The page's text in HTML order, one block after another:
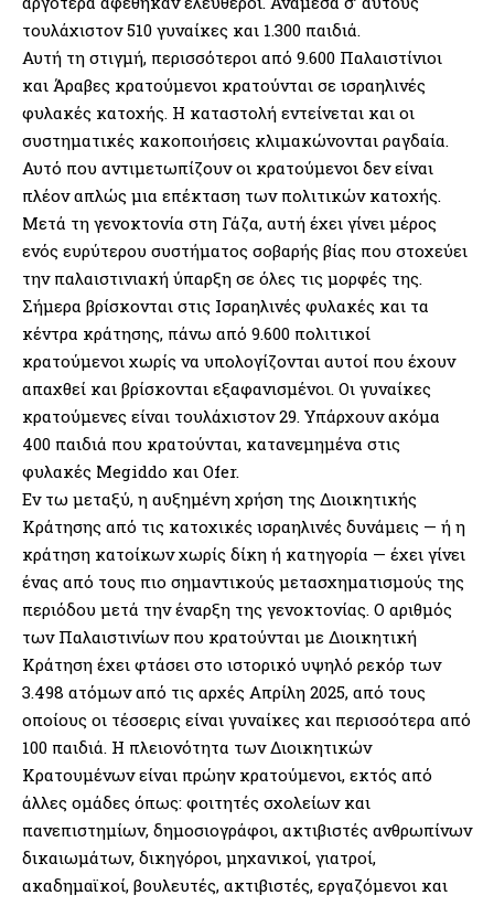
τουλάχιστον 510 γυναίκες και 1.300 παιδιά.
Αυτή τη στιγμή, περισσότεροι από 9.600 Παλαιστίνιοι
και Άραβες κρατούμενοι κρατούνται σε ισραηλινές
φυλακές κατοχής. Η καταστολή εντείνεται και οι
συστηματικές κακοποιήσεις κλιμακώνονται ραγδαία.
Αυτό που αντιμετωπίζουν οι κρατούμενοι δεν είναι
πλέον απλώς μια επέκταση των πολιτικών κατοχής.
Μετά τη γενοκτονία στη Γάζα, αυτή έχει γίνει μέρος
ενός ευρύτερου συστήματος σοβαρής βίας που στοχεύει
την παλαιστινιακή ύπαρξη σε όλες τις μορφές της.
Σήμερα βρίσκονται στις Ισραηλινές φυλακές και τα
κέντρα κράτησης, πάνω από 9.600 πολιτικοί
κρατούμενοι χωρίς να υπολογίζονται αυτοί που έχουν
απαχθεί και βρίσκονται εξαφανισμένοι. Οι γυναίκες
κρατούμενες είναι τουλάχιστον 29. Υπάρχουν ακόμα
400 παιδιά που κρατούνται, κατανεμημένα στις
φυλακές Megiddo και Ofer.
Εν τω μεταξύ, η αυξημένη χρήση της Διοικητικής
Κράτησης από τις κατοχικές ισραηλινές δυνάμεις — ή η
κράτηση κατοίκων χωρίς δίκη ή κατηγορία — έχει γίνει
ένας από τους πιο σημαντικούς μετασχηματισμούς της
περιόδου μετά την έναρξη της γενοκτονίας. Ο αριθμός
των Παλαιστινίων που κρατούνται με Διοικητική
Κράτηση έχει φτάσει στο ιστορικό υψηλό ρεκόρ των
3.498 ατόμων από τις αρχές Απρίλη 2025, από τους
οποίους οι τέσσερις είναι γυναίκες και περισσότερα από
100 παιδιά. Η πλειονότητα των Διοικητικών
Κρατουμένων είναι πρώην κρατούμενοι, εκτός από
άλλες ομάδες όπως: φοιτητές σχολείων και
πανεπιστημίων, δημοσιογράφοι, ακτιβιστές ανθρωπίνων
δικαιωμάτων, δικηγόροι, μηχανικοί, γιατροί,
ακαδημαϊκοί, βουλευτές, ακτιβιστές, εργαζόμενοι και